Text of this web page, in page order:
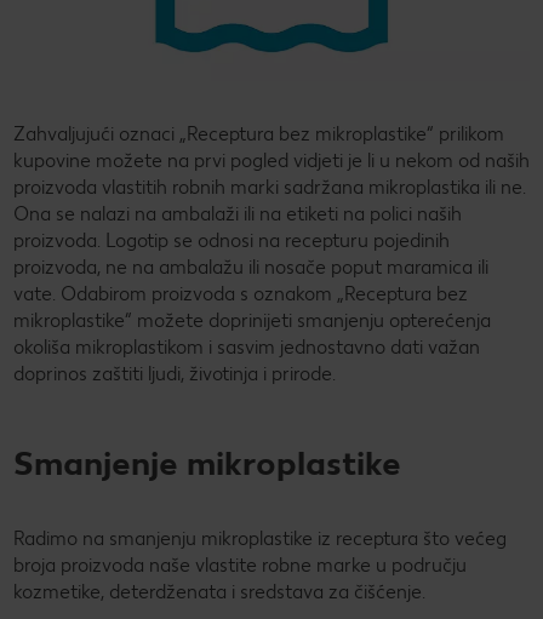
Zahvaljujući oznaci „Receptura bez mikroplastike“ prilikom
kupovine možete na prvi pogled vidjeti je li u nekom od naših
proizvoda vlastitih robnih marki sadržana mikroplastika ili ne.
Ona se nalazi na ambalaži ili na etiketi na polici naših
proizvoda. Logotip se odnosi na recepturu pojedinih
proizvoda, ne na ambalažu ili nosače poput maramica ili
vate. Odabirom proizvoda s oznakom „Receptura bez
mikroplastike“ možete doprinijeti smanjenju opterećenja
okoliša mikroplastikom i sasvim jednostavno dati važan
doprinos zaštiti ljudi, životinja i prirode.
Smanjenje mikroplastike
Radimo na smanjenju mikroplastike iz receptura što većeg
broja proizvoda naše vlastite robne marke u području
kozmetike, deterdženata i sredstava za čišćenje.